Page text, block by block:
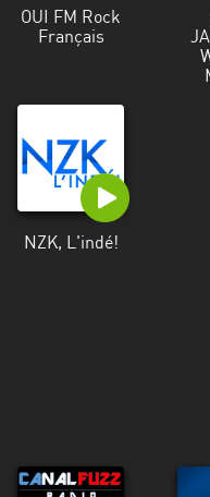
OUI FM Rock
Français
NZK, L'indé!